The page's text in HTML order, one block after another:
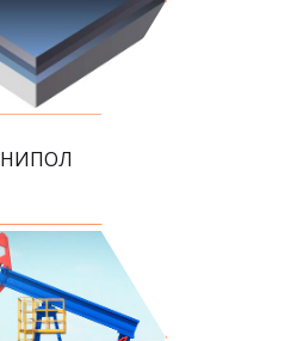
НИПОЛ